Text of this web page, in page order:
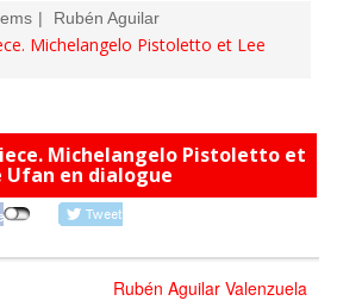
Rubén Aguilar
Michelangelo Pistoletto et Lee
Michelangelo Pistoletto et
Ufan en dialogue
Rubén Aguilar Valenzuela